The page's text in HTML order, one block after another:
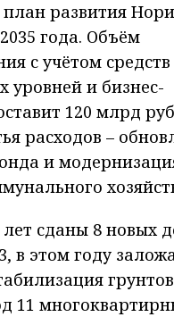
развития
года. Объём
с учётом средств
уровней и бизнес-
120 млрд
расходов –
и
сданы 8 новых
в этом году
грунтов
11